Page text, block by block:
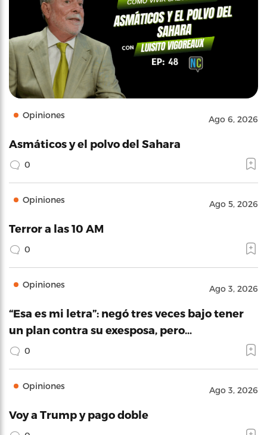
Opiniones Ago 6, 2026
Asmáticos y el polvo del Sahara
0
Opiniones Ago 5, 2026
Terror a las 10 AM
0
Opiniones Ago 3, 2026
“Esa es mi letra”: negó tres veces bajo tener
un plan contra su exesposa, pero…
0
Opiniones Ago 3, 2026
Voy a Trump y pago doble